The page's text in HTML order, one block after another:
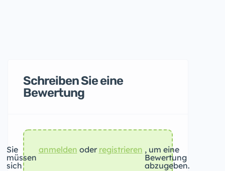
Schreiben Sie eine
Bewertung
Sie
müssen
sich
anmelden oder registrieren , um eine
Bewertung
abzugeben.